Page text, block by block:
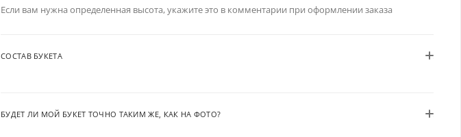
Если вам нужна определенная высота, укажите это в комментарии при оформлении заказа
СОСТАВ БУКЕТА
БУДЕТ ЛИ МОЙ БУКЕТ ТОЧНО ТАКИМ ЖЕ, КАК НА ФОТО?